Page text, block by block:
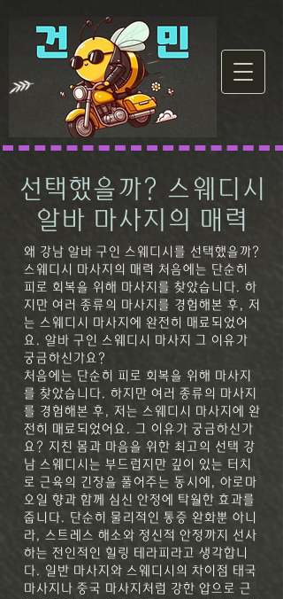
선택했을까? 스웨디시
알바 마사지의 매력
왜 강남 알바 구인 스웨디시를 선택했을까?
스웨디시 마사지의 매력 처음에는 단순히
피로 회복을 위해 마사지를 찾았습니다. 하
지만 여러 종류의 마사지를 경험해본 후, 저
는 스웨디시 마사지에 완전히 매료되었어
요. 알바 구인 스웨디시 마사지 그 이유가
궁금하신가요?
처음에는 단순히 피로 회복을 위해 마사지
를 찾았습니다. 하지만 여러 종류의 마사지
를 경험해본 후, 저는 스웨디시 마사지에 완
전히 매료되었어요. 그 이유가 궁금하신가
요? 지친 몸과 마음을 위한 최고의 선택 강
남 스웨디시는 부드럽지만 깊이 있는 터치
로 근육의 긴장을 풀어주는 동시에, 아로마
오일 향과 함께 심신 안정에 탁월한 효과를
줍니다. 단순히 물리적인 통증 완화뿐 아니
라, 스트레스 해소와 정신적 안정까지 선사
하는 전인적인 힐링 테라피라고 생각합니
다. 일반 마사지와 스웨디시의 차이점 태국
마사지나 중국 마사지처럼 강한 압으로 근